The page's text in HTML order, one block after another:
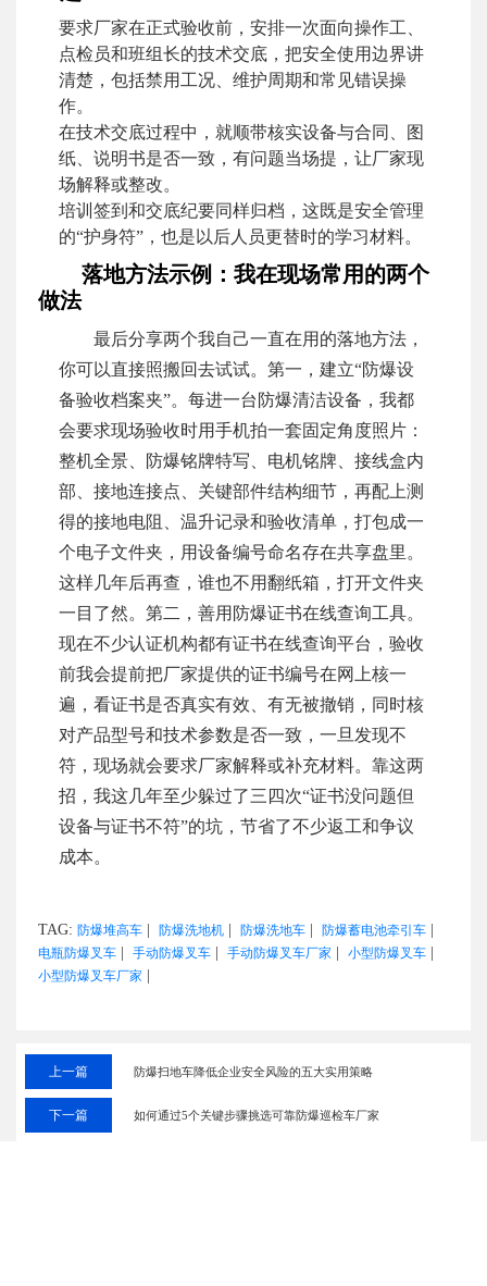
要求厂家在正式验收前，安排一次面向操作工、
点检员和班组长的技术交底，把安全使用边界讲
清楚，包括禁用工况、维护周期和常见错误操
作。
在技术交底过程中，就顺带核实设备与合同、图
纸、说明书是否一致，有问题当场提，让厂家现
场解释或整改。
培训签到和交底纪要同样归档，这既是安全管理
的“护身符”，也是以后人员更替时的学习材料。
落地方法示例：我在现场常用的两个
做法
最后分享两个我自己一直在用的落地方法，
你可以直接照搬回去试试。第一，建立“防爆设
备验收档案夹”。每进一台防爆清洁设备，我都
会要求现场验收时用手机拍一套固定角度照片：
整机全景、防爆铭牌特写、电机铭牌、接线盒内
部、接地连接点、关键部件结构细节，再配上测
得的接地电阻、温升记录和验收清单，打包成一
个电子文件夹，用设备编号命名存在共享盘里。
这样几年后再查，谁也不用翻纸箱，打开文件夹
一目了然。第二，善用防爆证书在线查询工具。
现在不少认证机构都有证书在线查询平台，验收
前我会提前把厂家提供的证书编号在网上核一
遍，看证书是否真实有效、有无被撤销，同时核
对产品型号和技术参数是否一致，一旦发现不
符，现场就会要求厂家解释或补充材料。靠这两
招，我这几年至少躲过了三四次“证书没问题但
设备与证书不符”的坑，节省了不少返工和争议
成本。
TAG: 防爆堆高车 防爆洗地机 防爆洗地车 防爆蓄电池牵引车
电瓶防爆叉车 手动防爆叉车 手动防爆叉车厂家 小型防爆叉车
小型防爆叉车厂家
上一篇 防爆扫地车降低企业安全风险的五大实用策略
下一篇 如何通过5个关键步骤挑选可靠防爆巡检车厂家